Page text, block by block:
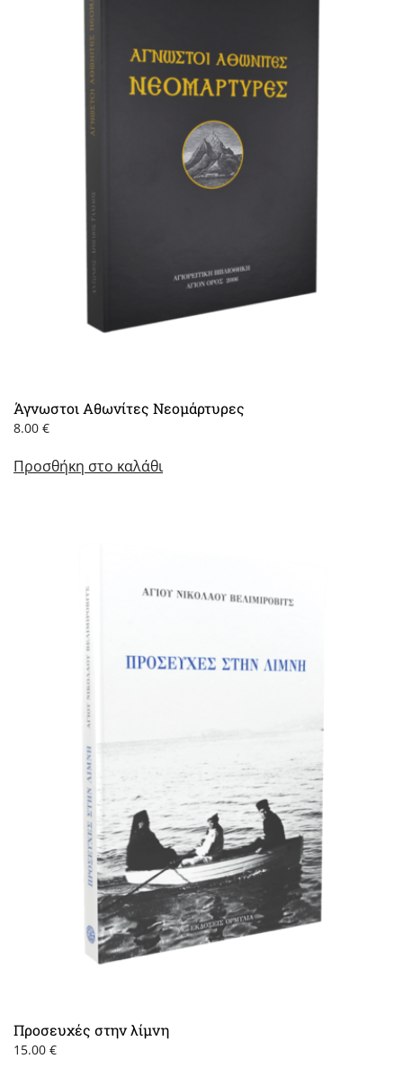
Άγνωστοι Αθωνίτες Νεομάρτυρες
8.00 €
Προσθήκη στο καλάθι
Προσευχές στην λίμνη
15.00 €